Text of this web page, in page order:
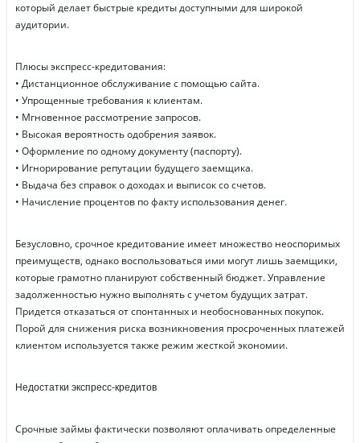
который делает быстрые кредиты доступными для широкой
аудитории.
Плюсы экспресс-кредитования:
• Дистанционное обслуживание с помощью сайта.
• Упрощенные требования к клиентам.
• Мгновенное рассмотрение запросов.
• Высокая вероятность одобрения заявок.
• Оформление по одному документу (паспорту).
• Игнорирование репутации будущего заемщика.
• Выдача без справок о доходах и выписок со счетов.
• Начисление процентов по факту использования денег.
Безусловно, срочное кредитование имеет множество неоспоримых
преимуществ, однако воспользоваться ими могут лишь заемщики,
которые грамотно планируют собственный бюджет. Управление
задолженностью нужно выполнять с учетом будущих затрат.
Придется отказаться от спонтанных и необоснованных покупок.
Порой для снижения риска возникновения просроченных платежей
клиентом используется также режим жесткой экономии.
Недостатки экспресс-кредитов
Срочные займы фактически позволяют оплачивать определенные